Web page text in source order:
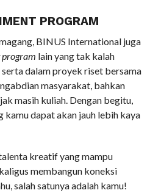
PROGRAM
BINUS International juga
lain yang tak kalah
dalam proyek riset bersama
masyarakat, bahkan
masih kuliah. Dengan begitu,
kamu dapat akan jauh lebih kaya
kreatif yang mampu
membangun koneksi
salah satunya adalah kamu!